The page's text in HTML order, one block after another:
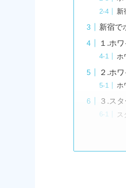
新
新宿で
１.ホ
ホ
２.ホ
ホ
３.ス
ス